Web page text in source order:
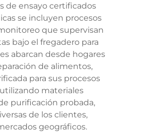
de ensayo certificados
se incluyen procesos
que supervisan
bajo el fregadero para
abarcan desde hogares
de alimentos,
para sus procesos
materiales
purificación probada,
de los clientes,
geográficos.